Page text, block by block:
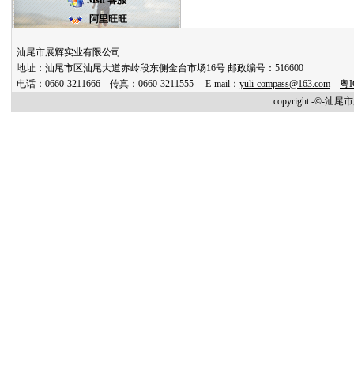
阿里旺旺
汕尾市展辉实业有限公司
地址：汕尾市区汕尾大道赤岭段东侧金台市场16号 邮政编号：516600
电话：0660-3211666 传真：0660-3211555 E-mail： yuli-compass@163.com
粤
copyright -©-汕尾